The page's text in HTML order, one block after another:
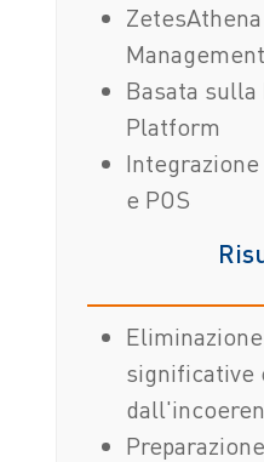
Management
Basata
Platform
e POS
significative